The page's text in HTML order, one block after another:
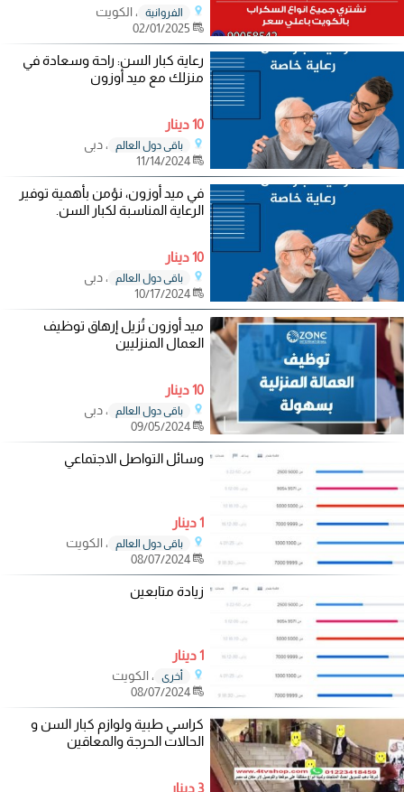
الفروانية
، الكويت
رعاية كبار السن: راحة وسعادة في
منزلك مع ميد أوزون
10 دينار
باقي دول العالم
، دبي
11/14/2024
في ميد أوزون، نؤمن بأهمية توفير
الرعاية المناسبة لكبار السن.
10 دينار
باقي دول العالم
، دبي
10/17/2024
ميد أوزون تُزيل إرهاق توظيف
العمال المنزليين
10 دينار
باقي دول العالم
، دبي
09/05/2024
وسائل التواصل الاجتماعي
1 دينار
باقي دول العالم
، الكويت
08/07/2024
زيادة متابعين
1 دينار
أخرى
، الكويت
08/07/2024
كراسي طبية ولوازم كبار السن و
الحالات الحرجة والمعاقين
3 دينار